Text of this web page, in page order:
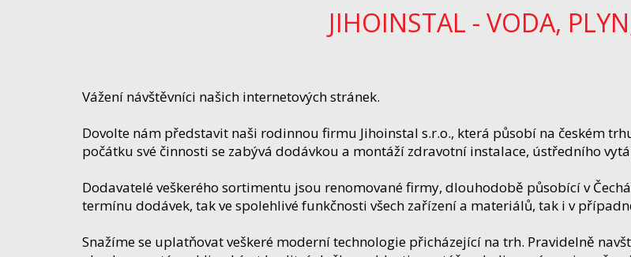
JIHOINSTAL - VODA,
Vážení návštěvníci našich internetových stránek.
Dovolte nám představit naši rodinnou firmu Jihoinstal s.r.o., která působí na českém
počátku své činnosti se zabývá dodávkou a montáží zdravotní instalace, ústředního
Dodavatelé veškerého sortimentu jsou renomované firmy, dlouhodobě působící v
termínu dodávek, tak ve spolehlivé funkčnosti všech zařízení a materiálů, tak i v
Snažíme se uplatňovat veškeré moderní technologie přicházející na trh. Pravidelně